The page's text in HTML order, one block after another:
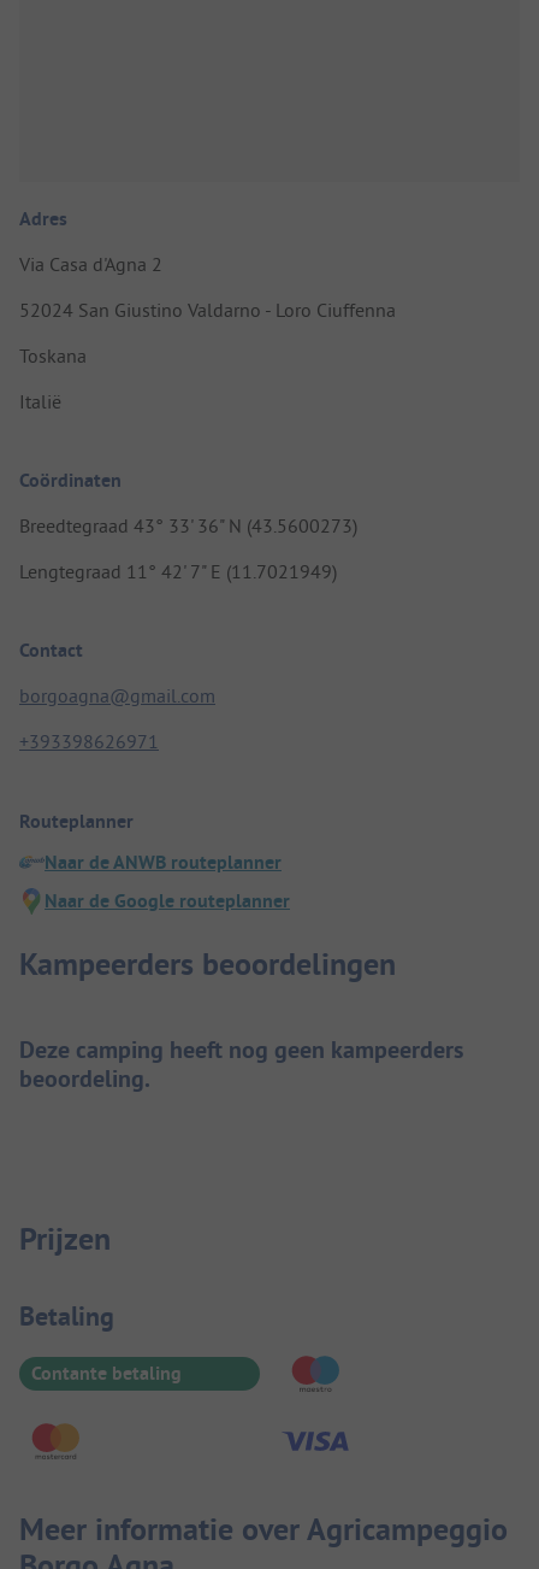
Adres
Via Casa d'Agna 2
52024 San Giustino Valdarno - Loro Ciuffenna
Toskana
Italië
Coördinaten
Breedtegraad 43° 33' 36" N (43.5600273)
Lengtegraad 11° 42' 7" E (11.7021949)
Contact
borgoagna@gmail.com
+393398626971
Routeplanner
Naar de ANWB routeplanner
Naar de Google routeplanner
Kampeerders beoordelingen
Deze camping heeft nog geen kampeerders
beoordeling.
Prijzen
Betaalinformatie
Betaling
Contante betaling
Meer informatie over Agricampeggio